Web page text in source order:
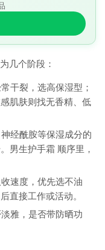
几个阶段：
干裂，选高保湿型；
肌肤则找无香精、低
经酰胺等保湿成分的
男生护手霜 顺序里，
速度，优先选不油
直接工作或活动。
雅，是否带防晒功